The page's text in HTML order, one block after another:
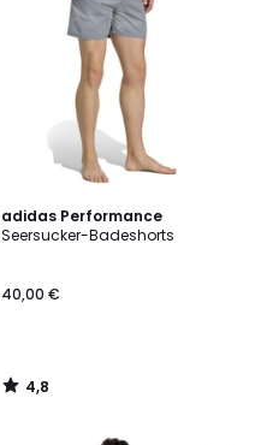
adidas Performance
Seersucker-Badeshorts
40,00 €
4,8
/ 5
4,8
/